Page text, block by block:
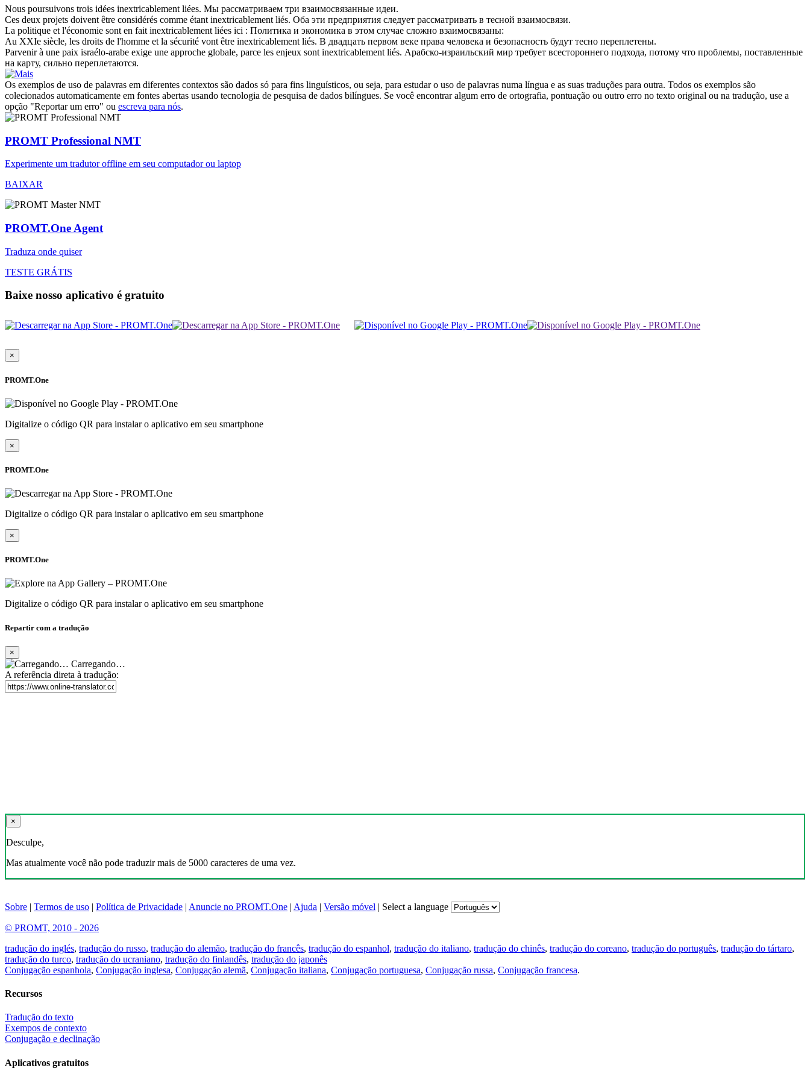
Nous poursuivons trois idées inextricablement liées. Мы рассматриваем три взаимосвязанные идеи.
Ces deux projets doivent être considérés comme étant inextricablement liés. Оба эти предприятия следует рассматривать в тесной взаимосвязи.
La politique et l'économie sont en fait inextricablement liées ici : Политика и экономика в этом случае сложно взаимосвязаны:
Au XXIe siècle, les droits de l'homme et la sécurité vont être inextricablement liés. В двадцать первом веке права человека и безопасность будут тесно переплетены.
Parvenir à une paix israélo-arabe exige une approche globale, parce les enjeux sont inextricablement liés. Арабско-израильский мир требует всестороннего подхода, потому что проблемы, поставленные
на карту, сильно переплетаются.
Os exemplos de uso de palavras em diferentes contextos são dados só para fins linguísticos, ou seja, para estudar o uso de palavras numa língua e as suas traduções para outra. Todos os exemplos são
colecionados automaticamente em fontes abertas usando tecnologia de pesquisa de dados bilíngues. Se você encontrar algum erro de ortografia, pontuação ou outro erro no texto original ou na tradução, use a
opção "Reportar um erro" ou escreva para nós.
PROMT Professional NMT
Experimente um tradutor offline em seu computador ou laptop
BAIXAR
PROMT.One Agent
Traduza onde quiser
TESTE GRÁTIS
Baixe nosso aplicativo é gratuito
×
PROMT.One
Digitalize o código QR para instalar o aplicativo em seu smartphone
×
PROMT.One
Digitalize o código QR para instalar o aplicativo em seu smartphone
×
PROMT.One
Digitalize o código QR para instalar o aplicativo em seu smartphone
Repartir com a tradução
×
Carregando…
A referência direta à tradução:
×
Desculpe,
Mas atualmente você não pode traduzir mais de 5000 caracteres de uma vez.
Sobre | Termos de uso | Política de Privacidade | Anuncie no PROMT.One | Ajuda | Versão móvel | Select a language
© PROMT, 2010 - 2026
tradução do inglés, tradução do russo, tradução do alemão, tradução do francês, tradução do espanhol, tradução do italiano, tradução do chinês, tradução do coreano, tradução do português, tradução do tártaro,
tradução do turco, tradução do ucraniano, tradução do finlandês, tradução do japonês
Conjugação espanhola, Conjugação inglesa, Conjugação alemã, Conjugação italiana, Conjugação portuguesa, Conjugação russa, Conjugação francesa.
Recursos
Tradução do texto
Exempos de contexto
Conjugação e declinação
Aplicativos gratuitos